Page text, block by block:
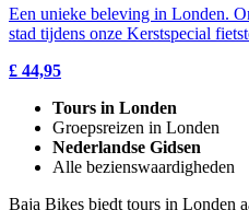
Een unieke beleving in Londen.
stad tijdens onze Kerstspecial
£ 44,95
Tours in Londen
Groepsreizen in Londen
Nederlandse Gidsen
Alle bezienswaardigheden
Baja Bikes biedt tours in Londen